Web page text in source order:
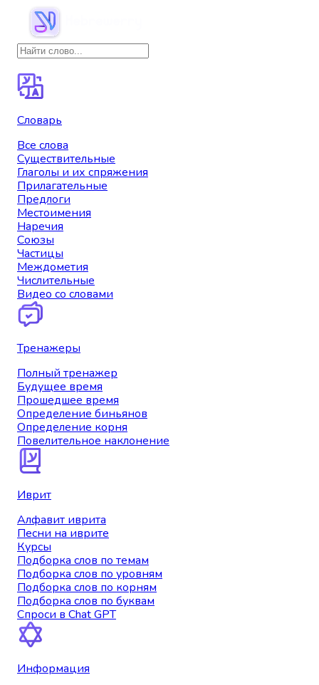
Словарь
Все слова
Существительные
Глаголы и их спряжения
Прилагательные
Предлоги
Местоимения
Наречия
Союзы
Частицы
Междометия
Числительные
Видео со словами
Тренажеры
Полный тренажер
Будущее время
Прошедшее время
Определение биньянов
Определение корня
Повелительное наклонение
Иврит
Алфавит иврита
Песни на иврите
Курсы
Подборка слов по темам
Подборка слов по уровням
Подборка слов по корням
Подборка слов по буквам
Спроси в Chat GPT
Информация